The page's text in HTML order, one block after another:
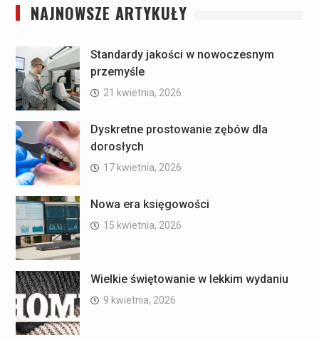
NAJNOWSZE ARTYKUŁY
Standardy jakości w nowoczesnym
przemyśle
21 kwietnia, 2026
Dyskretne prostowanie zębów dla
dorosłych
17 kwietnia, 2026
Nowa era księgowości
15 kwietnia, 2026
Wielkie świętowanie w lekkim wydaniu
9 kwietnia, 2026